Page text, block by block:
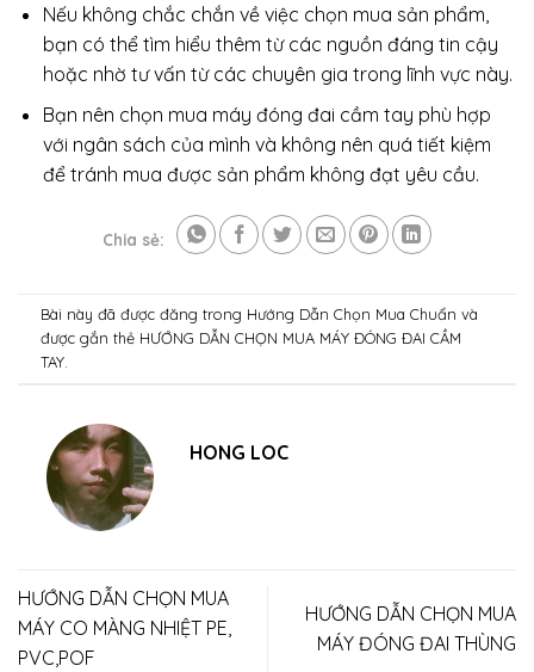
Nếu không chắc chắn về việc chọn mua sản phẩm,
bạn có thể tìm hiểu thêm từ các nguồn đáng tin cậy
hoặc nhờ tư vấn từ các chuyên gia trong lĩnh vực này.
Bạn nên chọn mua máy đóng đai cầm tay phù hợp
với ngân sách của mình và không nên quá tiết kiệm
để tránh mua được sản phẩm không đạt yêu cầu.
Chia sẻ:
Bài này đã được đăng trong Hướng Dẫn Chọn Mua Chuẩn và
được gắn thẻ HƯỚNG DẪN CHỌN MUA MÁY ĐÓNG ĐAI CẦM
TAY.
HONG LOC
HƯỚNG DẪN CHỌN MUA
MÁY CO MÀNG NHIỆT PE,
PVC,POF
HƯỚNG DẪN CHỌN MUA
MÁY ĐÓNG ĐAI THÙNG